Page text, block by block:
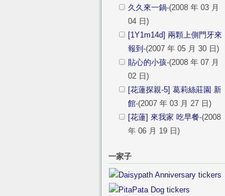
久久來一鍋-(2008 年 03 月
04 日)
[1Y1m14d] 兩顆上側門牙來
報到 -(2007 年 05 月 30 日)
貼心的小孩-(2008 年 07 月
02 日)
[花蓮探親-5] 葛莉絲莊園 新
館-(2007 年 03 月 27 日)
[花蓮] 來我家 吃早餐-(2008
年 06 月 19 日)
一家子